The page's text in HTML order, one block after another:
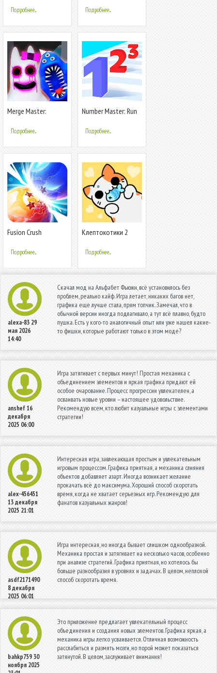
Подробнее... Подробнее...
Merge Master:
Подробнее...
Number Master: Run
Подробнее...
Fusion Crush
Подробнее...
Клептокотики 2
Подробнее...
alexa-83 29
мая 2026
14:40
Скачал мод на Альфабет Фьюжн, всё установилось без
проблем, реально кайф. Игра летает, никаких багов нет,
графика еще лучше стала, прям топчик. Замечал, что в
обычной версии иногда подлагивало, а тут всё плавно, будто
пушка. Есть у кого-то аналогичный опыт или уже нашел какие-
то фишки, которые работают только в этом моде?
anshef16
декабря
2025 06:00
Игра затягивает с первых минут! Простая механика с
объединением элементов и яркая графика придают ей
особое очарование. Процесс прогрессии увлекателен, а
осваивать новые уровни – настоящее удовольствие.
Рекомендую всем, кто любит казуальные игры с элементами
стратегии!
alex-456451
13 декабря
2025 21:01
Интересная игра, завлекающая простым и увлекательным
игровым процессом. Графика приятная, а механика слияния
объектов добавляет азарт. Иногда возникает желание
прокачать всё до максимума. Хороший способ скоротать
время, когда не хватает серьезных игр. Рекомендую для
фанатов казуальных жанров!
asdf2171490
8 декабря
2025 06:01
Игра интересная, но иногда бывает слишком однообразной.
Механика простая и затягивает на несколько часов, особенно
при анализе стратегий. Графика приятная, но хотелось бы
больше разнообразия в уровнях и задачах. В целом, неплохой
способ скоротать время.
bahkp759 30
ноября 2025
Это приложение предлагает увлекательный процесс
объединения и создания новых элементов. Графика яркая, а
механика игры легко усваивается. Отличная возможность
расслабиться и размять мозги, но порой может показаться
затянутой. В целом, заслуживает внимания!